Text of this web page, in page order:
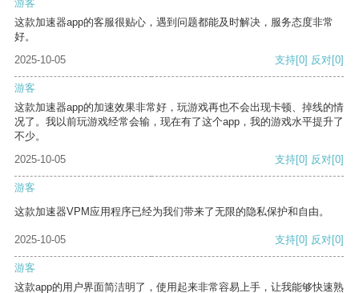
游客
这款加速器app的客服很贴心，遇到问题都能及时解决，服务态度非常
好。
2025-10-05
支持[0] 反对[0]
游客
这款加速器app的加速效果非常好，玩游戏再也不会出现卡顿、掉线的情
况了。我以前玩游戏经常会输，现在有了这个app，我的游戏水平提升了
不少。
2025-10-05
支持[0] 反对[0]
游客
这款加速器VPM应用程序已经为我们带来了无限的隐私保护和自由。
2025-10-05 支持[0] 反对[0]
游客
这款app的用户界面简洁明了，使用起来非常容易上手，让我能够快速熟